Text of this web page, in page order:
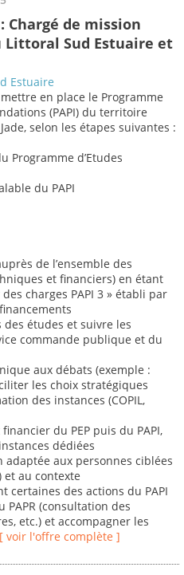
Chargé de mission
Littoral Sud Estuaire et
Estuaire
en place le Programme
(PAPI) du territoire
selon les étapes suivantes :
Programme d’Etudes
du PAPI
de l’ensemble des
et financiers) en étant
charges PAPI 3 » établi par
des études et suivre les
commande publique et du
aux débats (exemple :
les choix stratégiques
des instances (COPIL,
du PEP puis du PAPI,
dédiées
aux personnes ciblées
et au contexte
des actions du PAPI
PAPR (consultation des
etc.) et accompagner les
[ voir l'offre complète ]